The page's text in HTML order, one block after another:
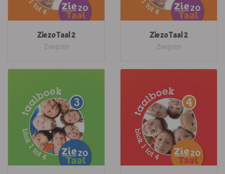
Zie zo Taal 2
Zwijsen
Zie zo Taal 2
Zwijsen